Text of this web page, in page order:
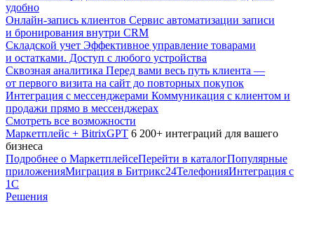
удобно
Онлайн-запись клиентов Сервис автоматизации записи
и бронирования внутри CRM
Складской учет Эффективное управление товарами
и остатками. Доступ с любого устройства
Сквозная аналитика Перед вами весь путь клиента —
от первого визита на сайт до повторных покупок
Интеграция с мессенджерами Коммуникация с клиентом и
продажи прямо в мессенджерах
Смотреть все возможности
Маркетплейс + BitrixGPT 6 200+ интеграций для вашего
бизнеса
Подробнее о МаркетплейсеПерейти в каталогПопулярные
приложенияМиграция в Битрикс24ТелефонияИнтеграция с
1С
Решения